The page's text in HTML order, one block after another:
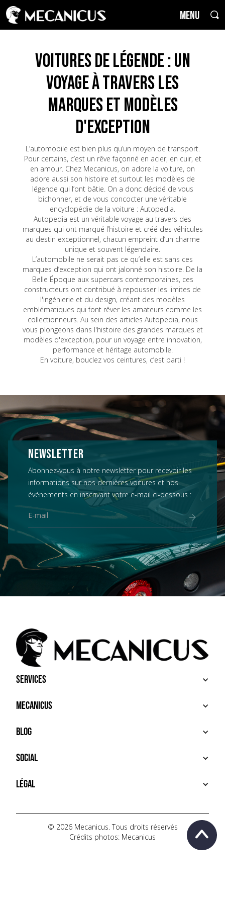
MENU
Voitures de Légende : un
voyage à travers les
marques et modèles
d'exception
L’automobile est bien plus qu’un moyen de transport.
Pour certains, c’est un rêve façonné en acier, en cuir, et
en amour. Chez Mecanicus, on adore la voiture, on
adore aussi son histoire et surtout les modèles de
légende qui l’ont bâtie. On a donc décidé de vous
bichonner, et de vous concocter une véritable
encyclopédie de la voiture : Autopedia.
Autopedia est un véritable voyage au travers des
marques qui ont marqué l’histoire et créé des véhicules
au destin exceptionnel, chacun empreint d’un charme
unique et souvent légendaire.
L’automobile ne serait pas ce qu’elle est sans ces
marques d’exception qui ont jalonné son histoire. De la
Belle Époque aux supercars contemporaines, ces
constructeurs ont contribué à repousser les limites de
l'ingénierie et du design, créant des modèles
emblématiques qui font rêver les amateurs comme les
collectionneurs. Au sein des articles Autopedia, nous
vous plongeons dans l'histoire des grandes marques et
modèles d'exception, pour un voyage entre innovation,
performance et héritage automobile.
En voiture, bouclez vos ceintures, c’est parti !
NEWSLETTER
Abonnez-vous à notre newsletter pour recevoir les
informations sur nos dernières voitures et nos
événements en inscrivant votre e-mail ci-dessous :
Services
ACHETER
VENDRE
SERVICES PREMIUM
Mecanicus
À PROPOS
HOUSE MECANICUS
CONTACT
Blog
NEWS
VIDÉOS
AUTOPÉDIA
Social
INSTAGRAM
TIKTOK
YOUTUBE
Légal
POLITIQUE DE CONFIDENTIALITÉ
© 2026 Mecanicus. Tous droits réservés
Crédits photos: Mecanicus